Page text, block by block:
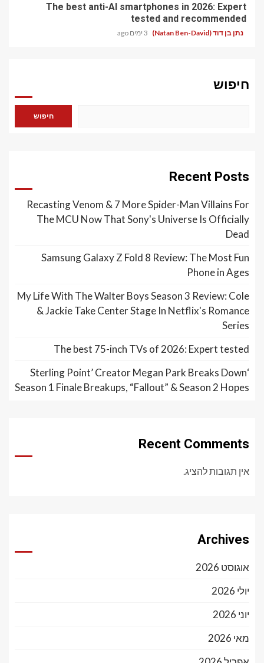
The best anti-AI smartphones in 2026: Expert
tested and recommended
נתן בן דוד (Natan Ben-David) 3 ימים ago
חיפוש
חיפוש
Recent Posts
Recasting Venom & 7 More Spider-Man Villains For
The MCU Now That Sony's Universe Is Officially
Dead
Samsung Galaxy Z Fold 8 Review: The Most Fun
Phone in Ages
My Life With The Walter Boys Season 3 Review: Cole
& Jackie Take Center Stage In Netflix's Romance
Series
The best 75-inch TVs of 2026: Expert tested
‘Sterling Point’ Creator Megan Park Breaks Down
Season 1 Finale Breakups, “Fallout” & Season 2 Hopes
Recent Comments
אין תגובות להציג.
Archives
אוגוסט 2026
יולי 2026
יוני 2026
מאי 2026